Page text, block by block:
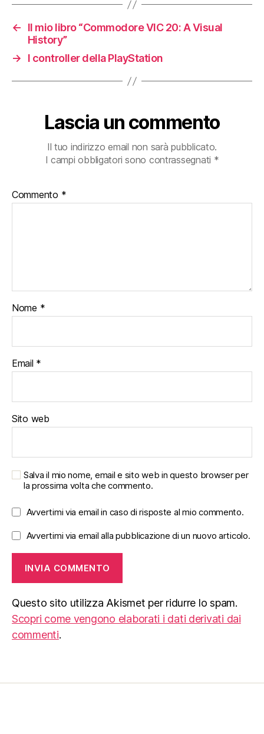
←
Il mio libro “Commodore VIC 20: A Visual
History”
→
I controller della PlayStation
Lascia un commento
Il tuo indirizzo email non sarà pubblicato.
I campi obbligatori sono contrassegnati *
Commento *
Nome *
Email *
Sito web
Salva il mio nome, email e sito web in questo browser per
la prossima volta che commento.
Avvertimi via email in caso di risposte al mio commento.
Avvertimi via email alla pubblicazione di un nuovo articolo.
Questo sito utilizza Akismet per ridurre lo spam.
Scopri come vengono elaborati i dati derivati dai
commenti.